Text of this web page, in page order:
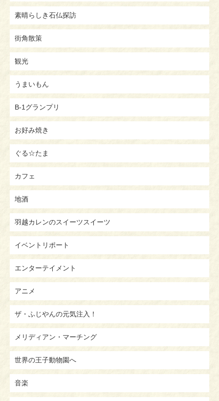
素晴らしき石仏探訪
街角散策
観光
うまいもん
B-1グランプリ
お好み焼き
ぐる☆たま
カフェ
地酒
羽越カレンのスイーツスイーツ
イベントリポート
エンターテイメント
アニメ
ザ・ふじやんの元気注入！
メリディアン・マーチング
世界の王子動物園へ
音楽